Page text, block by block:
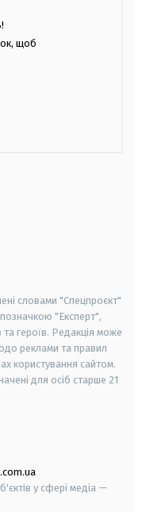
щоб
словами "Спецпроєкт"
"Експерт",
героїв. Редакція може
реклами та правил
користування сайтом.
для осіб старше 21
у сфері медіа —